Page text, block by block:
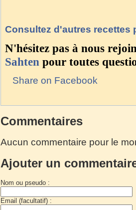
Consultez d'autres recettes
N'hésitez pas à nous
Sahten pour toutes
Share on Facebook
Commentaires
Aucun commentaire pour le
Ajouter un
Nom ou pseudo :
Email (facultatif) :